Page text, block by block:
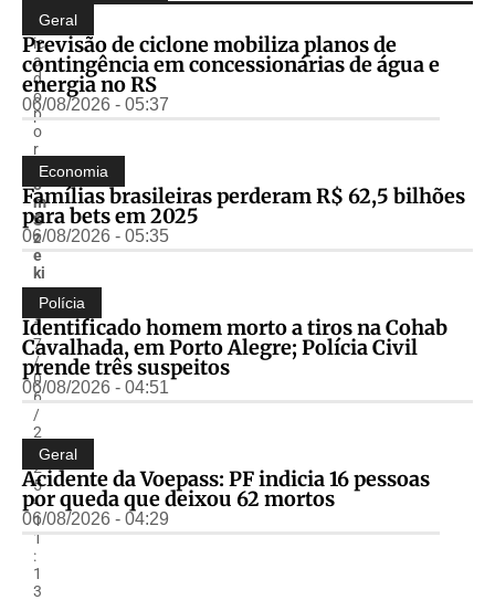
bl
ic
a
d
o
p
o
r
T
o
m
S
z
e
ki
r
1
7
/
0
6
/
2
0
2
5
-
1
1
:
1
3
Geral
Previsão de ciclone mobiliza planos de
contingência em concessionárias de água e
energia no RS
06/08/2026 - 05:37
Economia
Famílias brasileiras perderam R$ 62,5 bilhões
para bets em 2025
06/08/2026 - 05:35
Polícia
Identificado homem morto a tiros na Cohab
Cavalhada, em Porto Alegre; Polícia Civil
prende três suspeitos
06/08/2026 - 04:51
Geral
Acidente da Voepass: PF indicia 16 pessoas
por queda que deixou 62 mortos
06/08/2026 - 04:29